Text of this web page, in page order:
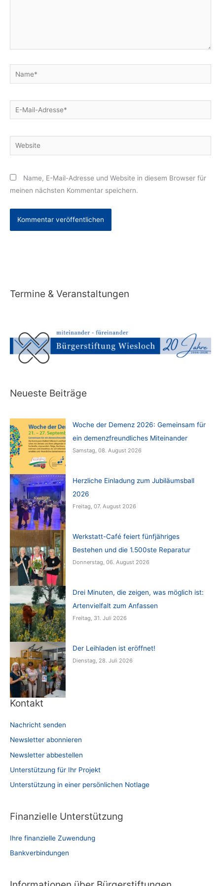
Name*
E-
Mail-
Website
Name, E-Mail-Adresse und Website in diesem Browser für
meinen nächsten Kommentar speichern.
Termine & Veranstaltungen
Neueste Beiträge
Woche der Demenz 2026: Gemeinsam für
ein demenzfreundliches Miteinander
Samstag, 08. August 2026
Herzliche Einladung zum Jubiläumsball
2026
Freitag, 07. August 2026
Werkstatt-Café feiert fünfjähriges
Bestehen und die 1.500ste Reparatur
Donnerstag, 06. August 2026
Drei Minuten, die zeigen, was möglich ist:
Artenvielfalt zum Anfassen
Freitag, 31. Juli 2026
Der Leihladen ist eröffnet!
Dienstag, 28. Juli 2026
Kontakt
Nachricht senden
Newsletter abonnieren
Newsletter abbestellen
Unterstützung für Ihr Projekt
Unterstützung in einer persönlichen Notlage
Finanzielle Unterstützung
Ihre finanzielle Zuwendung
Bankverbindungen